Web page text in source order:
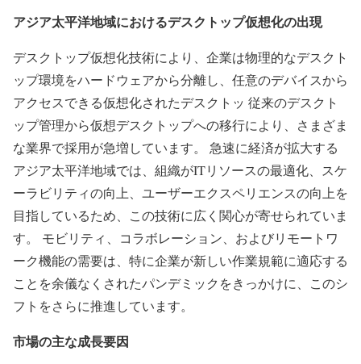
アジア太平洋地域におけるデスクトップ仮想化の出現
デスクトップ仮想化技術により、企業は物理的なデスクト
ップ環境をハードウェアから分離し、任意のデバイスから
アクセスできる仮想化されたデスクトッ 従来のデスクト
ップ管理から仮想デスクトップへの移行により、さまざま
な業界で採用が急増しています。 急速に経済が拡大する
アジア太平洋地域では、組織がITリソースの最適化、スケ
ーラビリティの向上、ユーザーエクスペリエンスの向上を
目指しているため、この技術に広く関心が寄せられていま
す。 モビリティ、コラボレーション、およびリモートワ
ーク機能の需要は、特に企業が新しい作業規範に適応する
ことを余儀なくされたパンデミックをきっかけに、このシ
フトをさらに推進しています。
市場の主な成長要因